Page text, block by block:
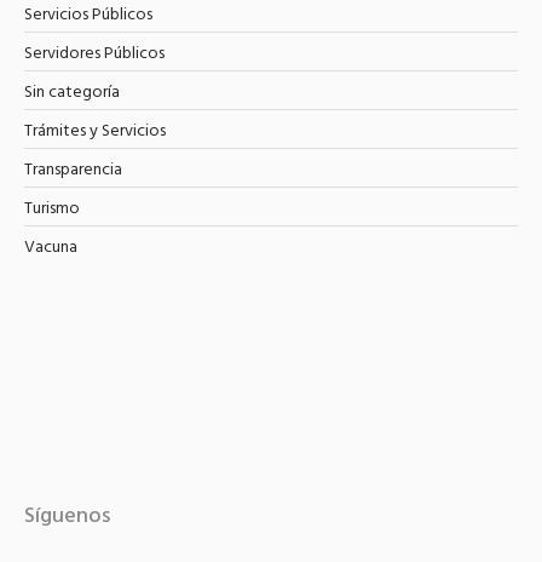
Servicios Públicos
Servidores Públicos
Sin categoría
Trámites y Servicios
Transparencia
Turismo
Vacuna
Síguenos